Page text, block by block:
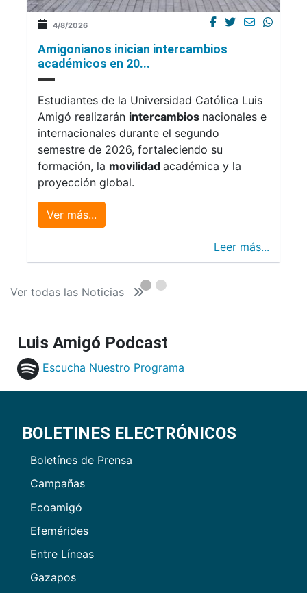
4/8/2026
Amigonianos inician intercambios
académicos en 20...
Estudiantes de la Universidad Católica Luis
Amigó realizarán intercambios nacionales e
internacionales durante el segundo
semestre de 2026, fortaleciendo su
formación, la movilidad académica y la
proyección global.
Ver más...
Leer más...
Ver todas las Noticias
Luis Amigó Podcast
Escucha Nuestro Programa
BOLETINES ELECTRÓNICOS
Boletínes de Prensa
Campañas
Ecoamigó
Efemérides
Entre Líneas
Gazapos